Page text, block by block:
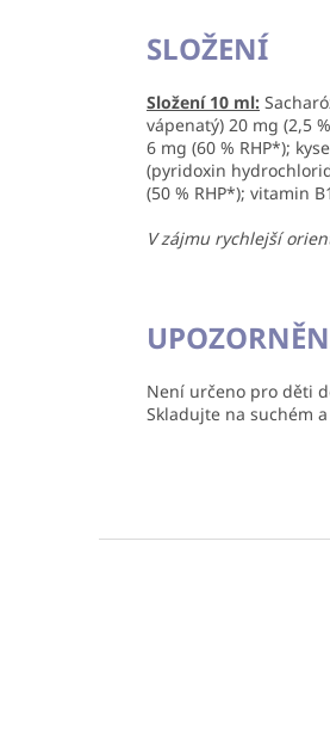
SLOŽENÍ
Složení 10 ml:
vápenatý) 20 mg (2,5
6 mg (60 % RHP*);
(pyridoxin
(50 % RHP*); vitamin
V zájmu rychlejší
Není určeno pro děti
Skladujte na suchém